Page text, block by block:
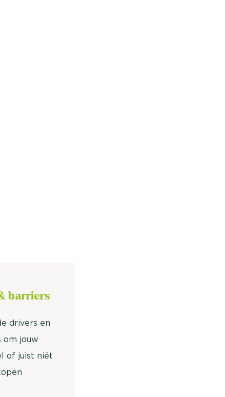
barriers
drivers en
om jouw
of juist niét